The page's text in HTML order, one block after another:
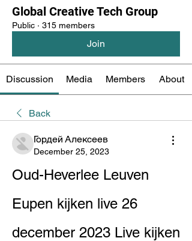
Global Creative Tech Group
Public · 315 members
Join
Discussion Media Members About
Back
Гордей Алексеев
December 25, 2023
Oud-Heverlee Leuven
Eupen kijken live 26
december 2023 Live kijken